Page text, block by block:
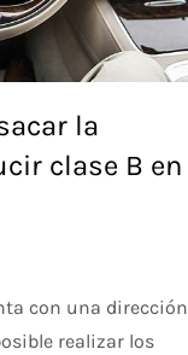
la
clase B en
con una dirección
realizar los